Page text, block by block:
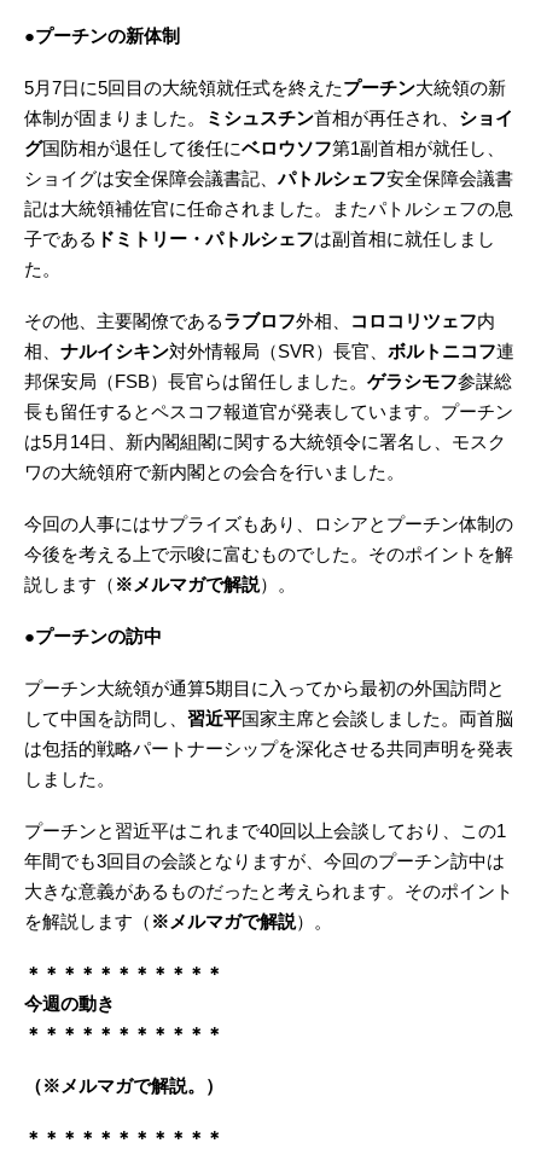
●プーチンの新体制
5月7日に5回目の大統領就任式を終えたプーチン大統領の新
体制が固まりました。
ミシュスチン首相が再任され、 ショイ
グ国防相が退任して後任にベロウソフ第1副首相が就任し、
ショイグは安全保障会議書記、パトルシェフ安全保障会議書
記は大統領補佐官に任命されました。またパトルシェフの息
子である ドミトリー・パトルシェフは副首相に就任しまし
た。
その他、主要閣僚であるラブロフ外相、 コロコリツェフ内
相、 ナルイシキン対外情報局（SVR）長官、 ボルトニコフ連
邦保安局（FSB）長官らは留任しました。 ゲラシモフ参謀総
長も留任するとペスコフ報道官が発表しています。プーチン
は5月14日、新内閣組閣に関する大統領令に署名し、モスク
ワの大統領府で新内閣との会合を行いました。
今回の人事にはサプライズもあり、ロシアとプーチン体制の
今後を考える上で示唆に富むものでした。そのポイントを解
説します（ ※メルマガで解説）。
●プーチンの訪中
プーチン大統領が通算5期目に入ってから最初の外国訪問と
して中国を訪問し、 習近平国家主席と会談しました。両首脳
は包括的戦略パートナーシップを深化させる共同声明を発表
しました。
プーチンと習近平はこれまで40回以上会談しており、この1
年間でも3回目の会談となりますが、今回のプーチン訪中は
大きな意義があるものだったと考えられます。そのポイント
を解説します（ ※メルマガで解説）。
＊＊＊＊＊＊＊＊＊＊＊
今週の動き
＊＊＊＊＊＊＊＊＊＊＊
（※メルマガで解説。）
＊＊＊＊＊＊＊＊＊＊＊